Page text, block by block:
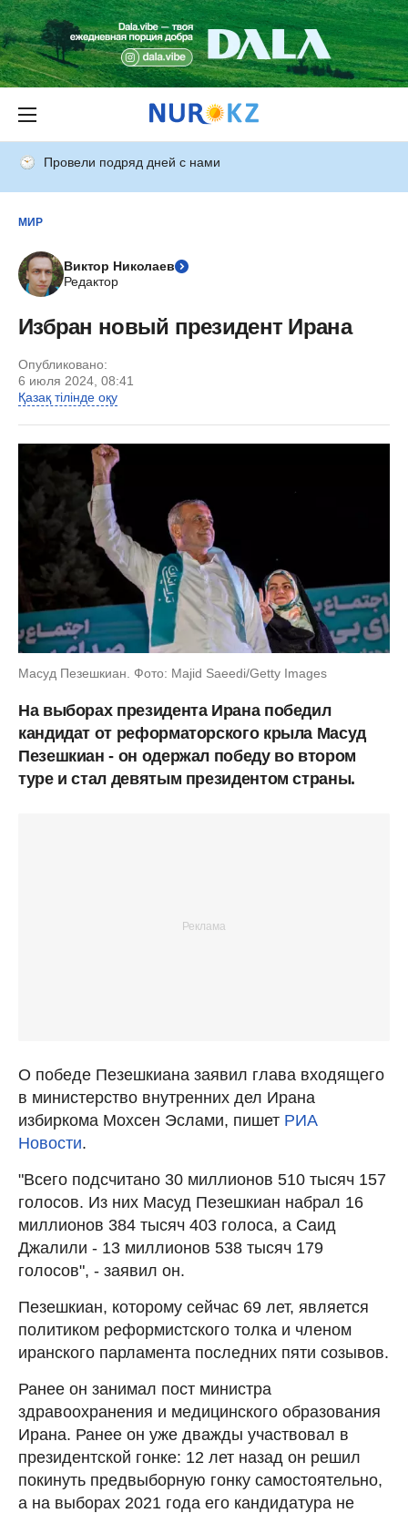
Провели подряд дней с нами
МИР
Виктор Николаев
Редактор
Избран новый президент Ирана
Опубликовано:
6 июля 2024, 08:41
Қазақ тілінде оқу
Масуд Пезешкиан. Фото: Majid Saeedi/Getty Images
На выборах президента Ирана победил
кандидат от реформаторского крыла Масуд
Пезешкиан - он одержал победу во втором
туре и стал девятым президентом страны.
О победе Пезешкиана заявил глава входящего
в министерство внутренних дел Ирана
избиркома Мохсен Эслами, пишет РИА
Новости.
"Всего подсчитано 30 миллионов 510 тысяч 157
голосов. Из них Масуд Пезешкиан набрал 16
миллионов 384 тысяч 403 голоса, а Саид
Джалили - 13 миллионов 538 тысяч 179
голосов", - заявил он.
Пезешкиан, которому сейчас 69 лет, является
политиком реформистского толка и членом
иранского парламента последних пяти созывов.
Ранее он занимал пост министра
здравоохранения и медицинского образования
Ирана. Ранее он уже дважды участвовал в
президентской гонке: 12 лет назад он решил
покинуть предвыборную гонку самостоятельно,
а на выборах 2021 года его кандидатура не